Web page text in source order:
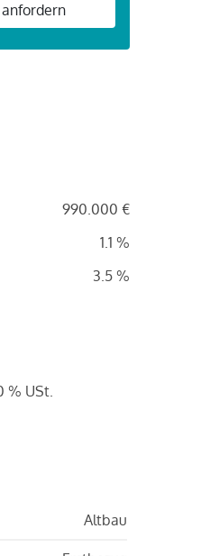
anfordern
990.000 €
1.1 %
3.5 %
% USt.
Altbau